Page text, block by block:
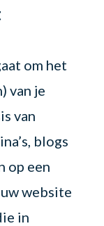
om het
van je
van
blogs
op een
website
in